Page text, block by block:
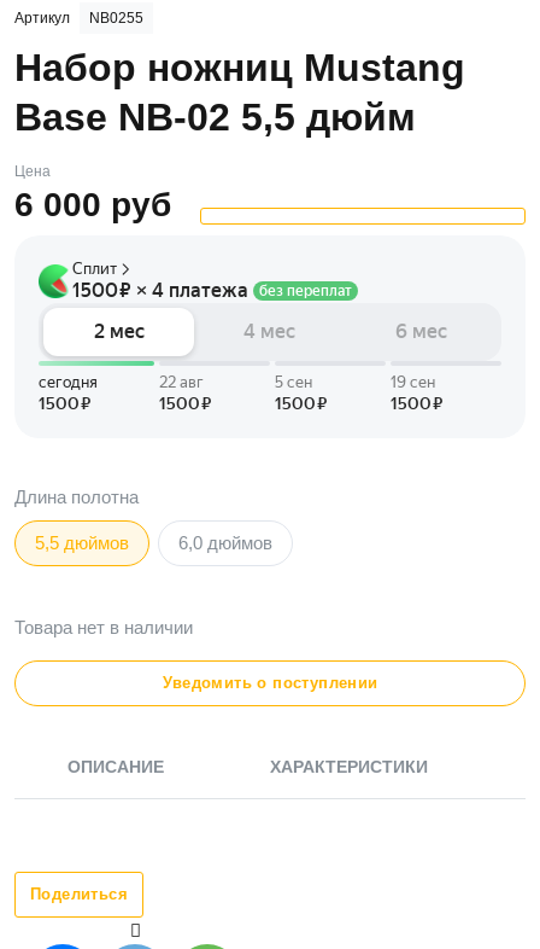
Артикул NB0255
Набор ножниц Mustang
Base NB-02 5,5 дюйм
Цена
6 000 руб
Длина полотна
5,5 дюймов 6,0 дюймов
Товара нет в наличии
Уведомить о поступлении
ОПИСАНИЕ ХАРАКТЕРИСТИКИ
Поделиться